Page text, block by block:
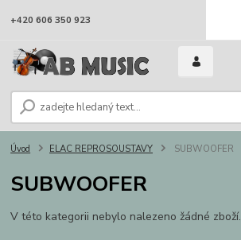
+420 606 350 923
Úvod ELAC REPROSOUSTAVY SUBWOOFER
SUBWOOFER
V této kategorii nebylo nalezeno žádné zboží.